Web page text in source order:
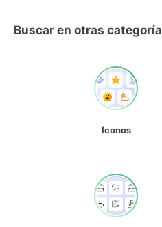
Buscar en otras
Iconos